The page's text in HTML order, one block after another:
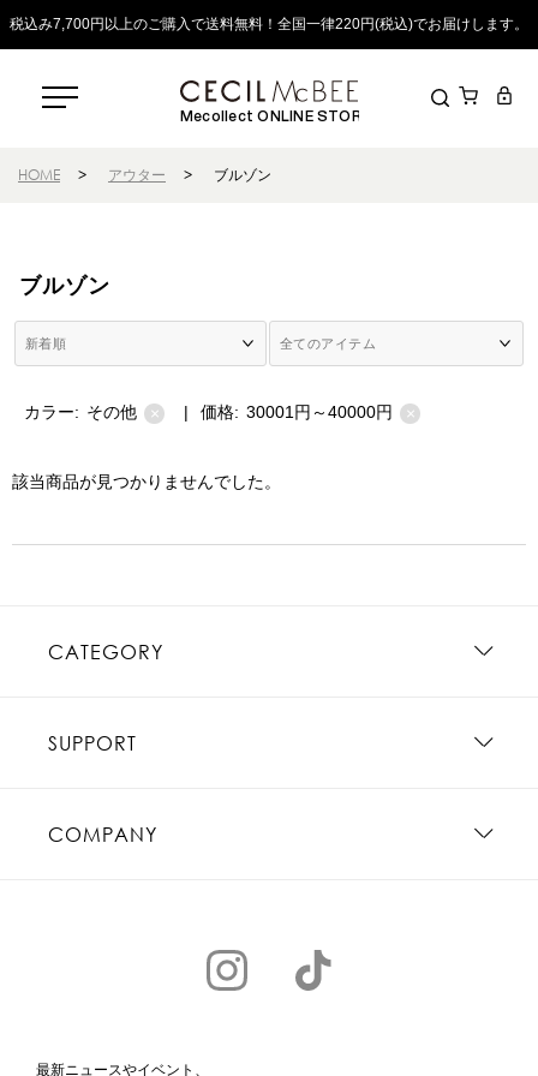
税込み7,700円以上のご購入で送料無料！全国一律220円(税込)でお届けします。
Mecollect ONLINE STORE
HOME > アウター > ブルゾン
ブルゾン
カラー: その他 × | 価格: 30001円～40000円 ×
該当商品が見つかりませんでした。
CATEGORY
SUPPORT
COMPANY
最新ニュースやイベント、